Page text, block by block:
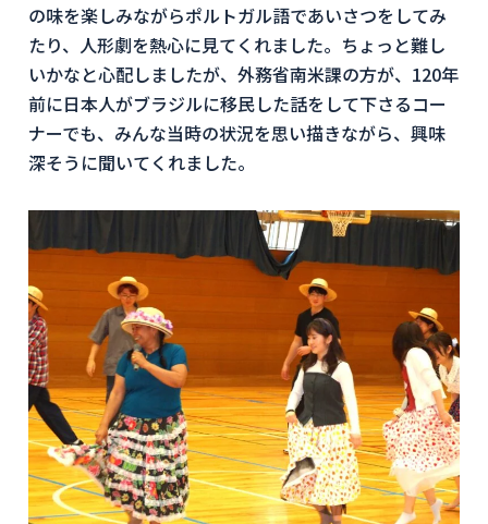
の味を楽しみながらポルトガル語であいさつをしてみ
たり、人形劇を熱心に見てくれました。ちょっと難し
いかなと心配しましたが、外務省南米課の方が、120年
前に日本人がブラジルに移民した話をして下さるコー
ナーでも、みんな当時の状況を思い描きながら、興味
深そうに聞いてくれました。